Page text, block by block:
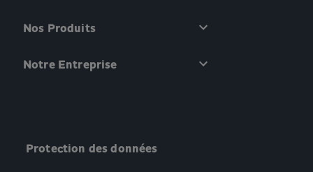
Nos Produits
Notre Entreprise
Protection des données